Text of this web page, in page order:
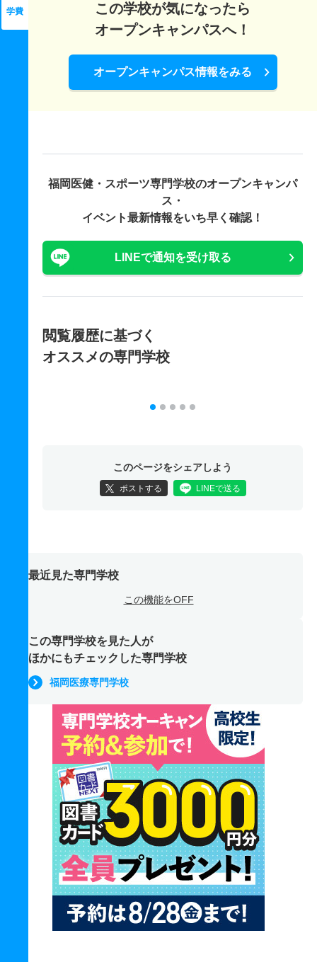
学費
この学校が気になったら
オープンキャンパスへ！
オープンキャンパス情報をみる
福岡医健・スポーツ専門学校のオープンキャンパ
ス・
イベント最新情報をいち早く確認！
LINEで通知を受け取る
閲覧履歴に基づく
オススメの専門学校
このページをシェアしよう
ポストする LINEで送る
最近見た専門学校
この機能をOFF
この専門学校を見た人が
ほかにもチェックした専門学校
福岡医療専門学校